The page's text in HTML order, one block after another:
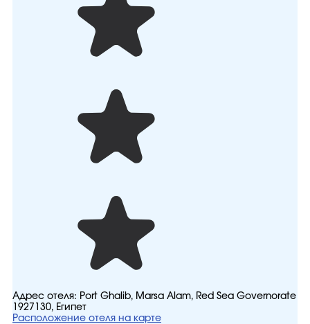
Адрес отеля: Port Ghalib, Marsa Alam, Red Sea Governorate
1927130, Египет
Расположение отеля на карте